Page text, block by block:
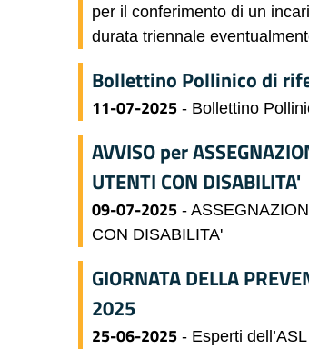
per il conferimento di un
durata triennale
Bollettino Pollinico di
11-07-2025 - Bollettino
AVVISO per
UTENTI CON DISABILITA'
09-07-2025 -
CON DISABILITA'
GIORNATA DELLA
2025
25-06-2025 - Esperti